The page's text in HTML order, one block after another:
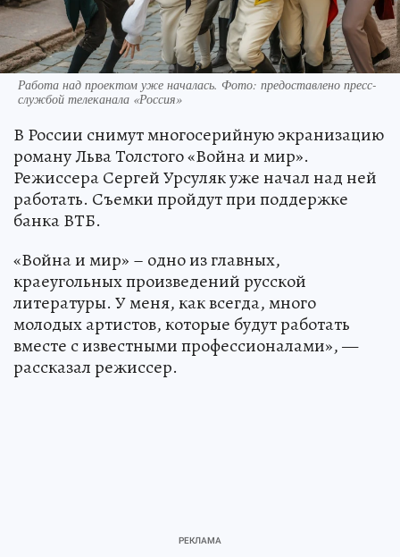
Работа над проектом уже началась. Фото: предоставлено пресс-
службой телеканала «Россия»
В России снимут многосерийную экранизацию
роману Льва Толстого «Война и мир».
Режиссера Сергей Урсуляк уже начал над ней
работать. Съемки пройдут при поддержке
банка ВТБ.
«Война и мир» – одно из главных,
краеугольных произведений русской
литературы. У меня, как всегда, много
молодых артистов, которые будут работать
вместе с известными профессионалами», —
рассказал режиссер.